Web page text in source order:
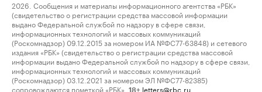
2026. Сообщения и материалы информационного агентства «РБК»
(свидетельство о регистрации средства массовой информации
выдано Федеральной службой по надзору в сфере связи,
информационных технологий и массовых коммуникаций
(Роскомнадзор) 09.12.2015 за номером ИА №ФС77-63848) и сетевого
издания «РБК» (свидетельство о регистрации средства массовой
информации выдано Федеральной службой по надзору в сфере связи,
информационных технологий и массовых коммуникаций
(Роскомнадзор) 03.12.2021 за номером ЭЛ №ФС77-82385)
сопровождаются пометкой «РБК».
18+ letters@rbc.ru